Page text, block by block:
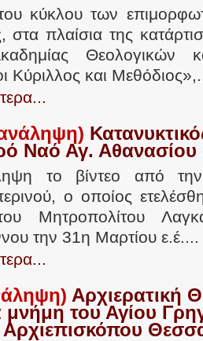
κύκλου των
στα πλαίσια της
Θεολογικών
Κύριλλος και
Ναό Αγ. Αθανασίου
το βίντεο από
ο οποίος
Μητροπολίτου
την 31η Μαρτίου ε.έ....
Αρχιερατική
μνήμη του Αγίου